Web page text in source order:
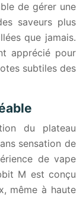
de gérer une
saveurs plus
que jamais.
apprécié pour
subtiles des
du plateau
sensation de
de vape
M est conçu
même à haute